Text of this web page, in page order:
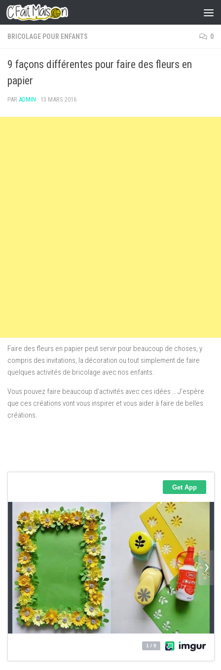
Skip to content
BRICOLAGE POUR ENFANTS 0
9 façons différentes pour faire des fleurs en
papier
PAR ADMIN · 13 MARS 2016
Faire des fleurs en papier peut servir pour beaucoup de choses, y
compris des invitations, la décoration ou tout simplement de faire
quelques activités de bricolage avec nos enfants.
Vous pouvez faire beaucoup d’activités avec ces idées … J’espère
que ces créations vont vous inspirer et vous aider à faire de belles
créations.